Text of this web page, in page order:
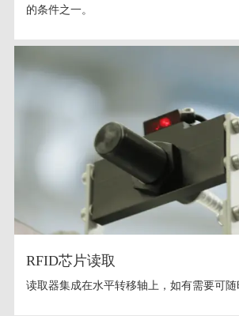
的条件之一。
RFID芯片读取
读取器集成在水平转移轴上，如有需要可随